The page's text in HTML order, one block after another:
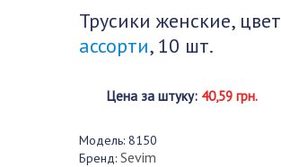
Трусики женские, цвет
ассорти, 10 шт.
Цена за штуку: 40,59 грн.
Модель: 8150
Бренд: Sevim